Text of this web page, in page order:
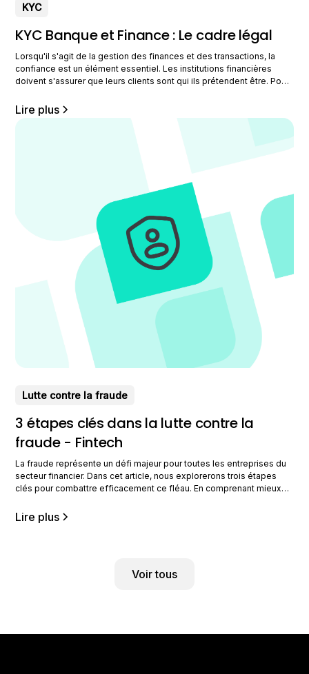
KYC
KYC Banque et Finance : Le cadre légal
Lorsqu'il s'agit de la gestion des finances et des transactions, la
confiance est un élément essentiel. Les institutions financières
doivent s'assurer que leurs clients sont qui ils prétendent être. Pour
s'assurer que les activités des clients sont légales et conformes
aux réglementations en vigueur.
Lire plus
Lutte contre la fraude
3 étapes clés dans la lutte contre la
fraude - Fintech
La fraude représente un défi majeur pour toutes les entreprises du
secteur financier. Dans cet article, nous explorerons trois étapes
clés pour combattre efficacement ce fléau. En comprenant mieux
entreprise contre ces menaces croissantes. Comprendre les types
de fraude en fintech Dans le secteur fintech, la
Lire plus
Voir tous